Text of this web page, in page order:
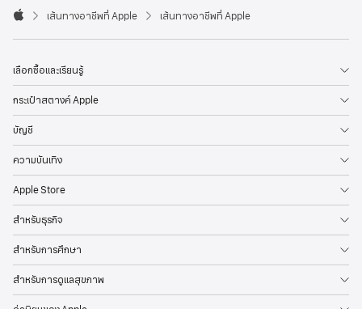
t
r

p
l
เส้นทางอาชีพที่ Apple เส้นทางอาชีพที่ Apple
เลือกซื้อและเรียนรู้
กระเป๋าสตางค์ Apple
บัญชี
ความบันเทิง
Apple Store
สำหรับธุรกิจ
สำหรับการศึกษา
สำหรับการดูแลสุขภาพ